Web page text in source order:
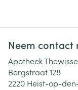
Neem contact
Apotheek
Bergstraat 128
2220 Heist-op-